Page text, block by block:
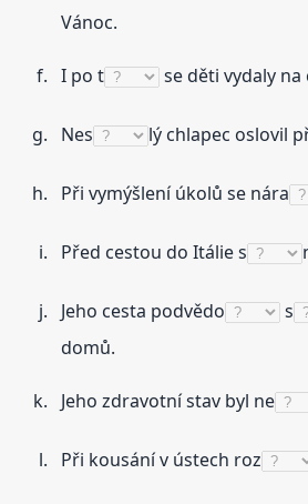
Vánoc.
I po t se děti vydaly na
Nes lý chlapec oslovil
Při vymýšlení úkolů se nára
Před cestou do Itálie s
Jeho cesta podvědo s
domů.
Jeho zdravotní stav byl ne
Při kousání v ústech roz